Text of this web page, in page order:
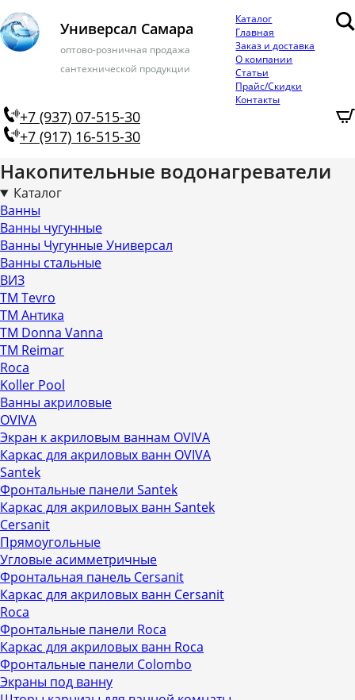
Универсал Самара
оптово-розничная продажа
сантехнической продукции
Каталог
Главная
Заказ и доставка
О компании
Статьи
Прайс/Скидки
Контакты
+7 (937) 07-515-30
+7 (917) 16-515-30
Накопительные водонагреватели
Каталог
Ванны
Ванны чугунные
Ванны Чугунные Универсал
Ванны стальные
ВИЗ
ТМ Tevro
ТМ Антика
ТМ Donna Vanna
ТМ Reimar
Roca
Koller Pool
Ванны акриловые
OVIVA
Экран к акриловым ваннам OVIVA
Каркас для акриловых ванн OVIVA
Santek
Фронтальные панели Santek
Каркас для акриловых ванн Santek
Cersanit
Прямоугольные
Угловые асимметричные
Фронтальная панель Cersanit
Каркас для акриловых ванн Cersanit
Roca
Фронтальные панели Roca
Каркас для акриловых ванн Roca
Фронтальные панели Colombo
Экраны под ванну